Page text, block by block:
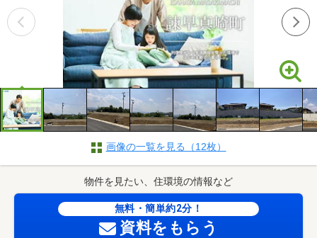
画像の一覧を見る（12枚）
物件を見たい、住環境の情報など
無料・簡単約2分！
資料をもらう